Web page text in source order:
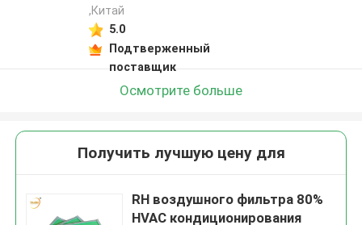
,Китай
5.0
Подтверженный
поставщик
Осмотрите больше
Получить лучшую цену для
RH воздушного фильтра 80%
HVAC кондиционирования